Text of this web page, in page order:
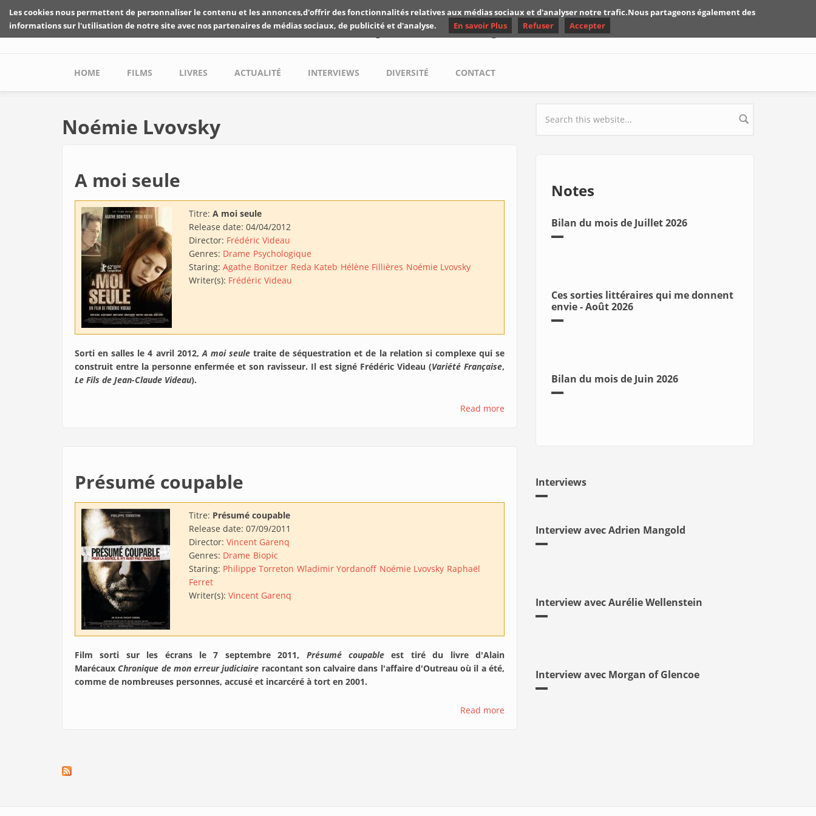
Skip to main content
Les critiques de Yuyine
Main menu
HOME FILMS LIVRES ACTUALITÉ INTERVIEWS DIVERSITÉ CONTACT
Noémie Lvovsky
A moi seule
Titre: A moi seule
Release date: 04/04/2012
Director: Frédéric Videau
Genres: Drame Psychologique
Staring: Agathe Bonitzer Reda Kateb Hélène Fillières Noémie Lvovsky
Writer(s): Frédéric Videau
Sorti en salles le 4 avril 2012,A moi seuletraite de séquestration et de la relation si complexe qui se
construit entre la personne enfermée et son ravisseur. Il est signé Frédéric Videau (Variété Française,
Le Fils de Jean-Claude Videau).
Read more
Présumé coupable
Titre: Présumé coupable
Release date: 07/09/2011
Director: Vincent Garenq
Genres: Drame Biopic
Staring: Philippe Torreton Wladimir Yordanoff Noémie Lvovsky Raphaël
Ferret
Writer(s): Vincent Garenq
Film sorti sur les écrans le 7 septembre 2011, Présumé coupable est tiré du livre d'Alain
Marécaux Chronique de mon erreur judiciaire racontant son calvaire dans l'affaire d'Outreau où il a été,
comme de nombreuses personnes, accusé et incarcéré à tort en 2001.
Read more
Search form
Notes
Bilan du mois de Juillet 2026
Ces sorties littéraires qui me donnent
envie - Août 2026
Bilan du mois de Juin 2026
Interviews
Interview avec Adrien Mangold
Interview avec Aurélie Wellenstein
Interview avec Morgan of Glencoe
Les cookies nous permettent de personnaliser le contenu et les annonces,d'offrir des fonctionnalités relatives aux médias sociaux et d'analyser notre trafic.Nous partageons également des
informations sur l'utilisation de notre site avec nos partenaires de médias sociaux, de publicité et d'analyse.
En savoir Plus Refuser Accepter